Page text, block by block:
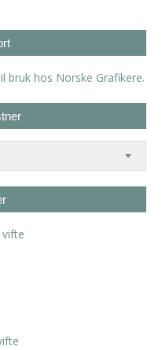
bruk hos Norske Grafikere.
vifte